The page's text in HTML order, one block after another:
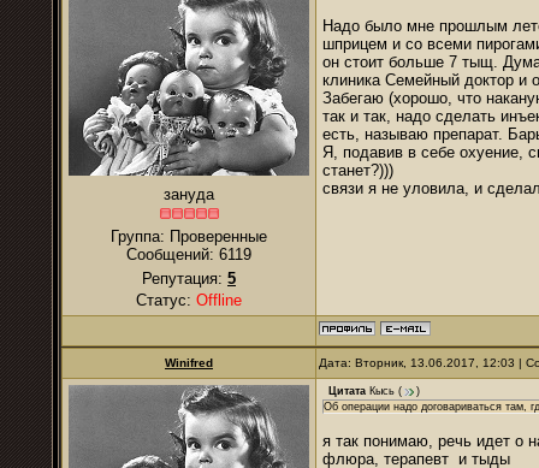
зануда
Группа: Проверенные
Сообщений: 6119
Репутация: 5
Статус: Offline
Надо было мне прошлым
шприцем и со всеми
он стоит больше 7 тыщ.
клиника Семейный доктор и
Забегаю (хорошо, что
так и так, надо сделать
есть, называю препарат.
Я, подавив в себе охуение,
станет?)))
связи я не уловила, и
Winifred Дата: Вторник, 13.06.2017, 12:03 |
Цитата Кысь (
)
Об операции надо договариваться там,
я так понимаю, речь идет о
флюра, терапевт и тыды